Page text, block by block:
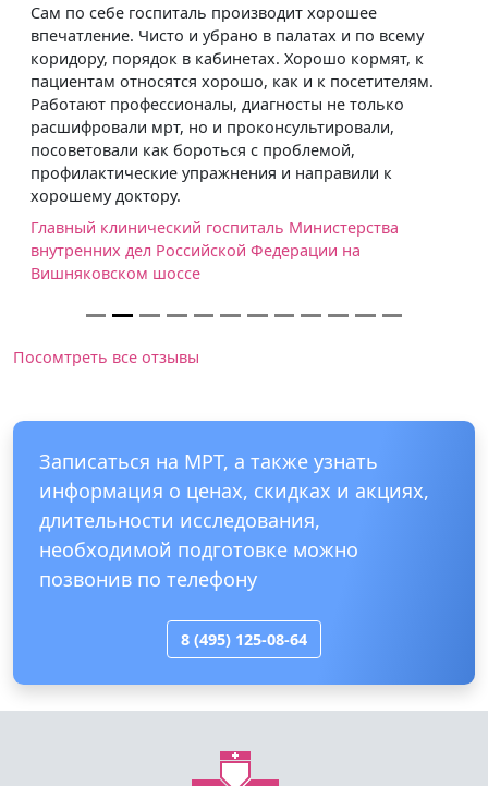
Сам по себе госпиталь производит хорошее
впечатление. Чисто и убрано в палатах и по всему
коридору, порядок в кабинетах. Хорошо кормят, к
пациентам относятся хорошо, как и к посетителям.
Работают профессионалы, диагносты не только
расшифровали мрт, но и проконсультировали,
посоветовали как бороться с проблемой,
профилактические упражнения и направили к
хорошему доктору.
Главный клинический госпиталь Министерства
внутренних дел Российской Федерации на
Вишняковском шоссе
Посомтреть все отзывы
Записаться на МРТ, а также узнать
информация о ценах, скидках и акциях,
длительности исследования,
необходимой подготовке можно
позвонив по телефону
8 (495) 125-08-64